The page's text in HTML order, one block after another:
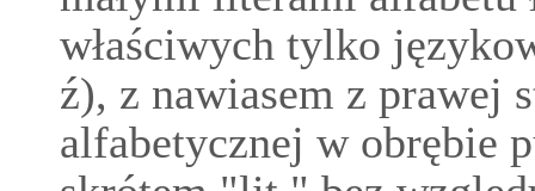
właściwych tylko
ź), z nawiasem z prawej
alfabetycznej w obrębie